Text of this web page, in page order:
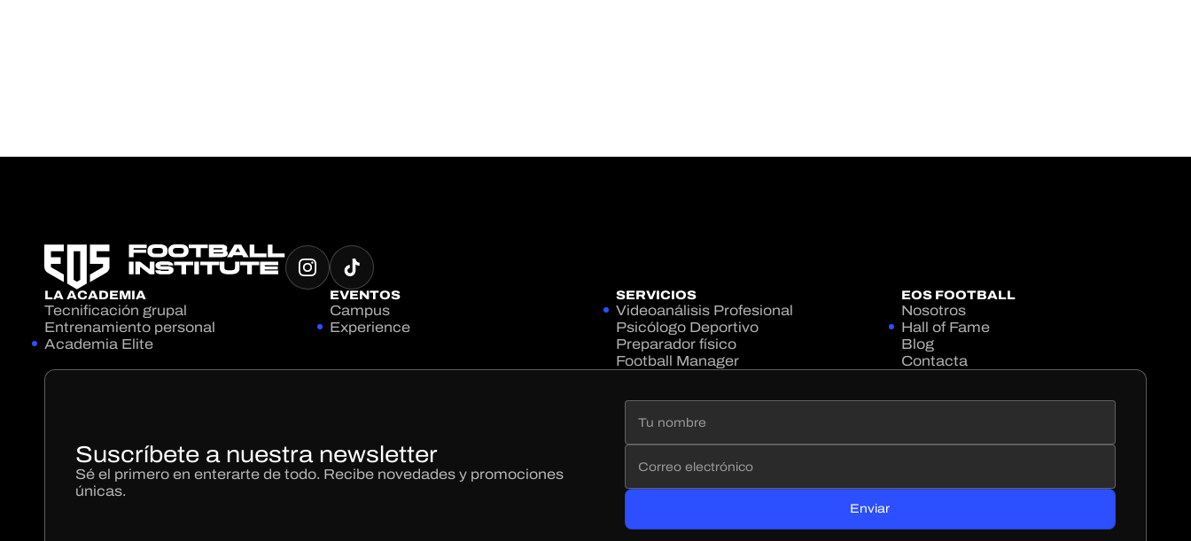
LA ACADEMIA
Tecnificación grupal
Entrenamiento personal
Academia Elite
EVENTOS
Campus
Experience
SERVICIOS
Videoanálisis Profesional
Psicólogo Deportivo
Preparador físico
Football Manager
EOS FOOTBALL
Nosotros
Hall of Fame
Blog
Contacta
Suscríbete a nuestra newsletter
Sé el primero en enterarte de todo. Recibe novedades y promociones
únicas.